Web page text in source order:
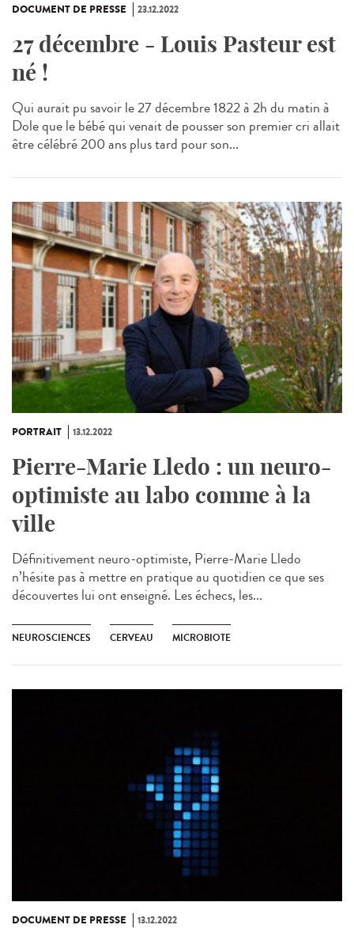
DOCUMENT DE PRESSE 23.12.2022
27 décembre - Louis Pasteur est
né !
Qui aurait pu savoir le 27 décembre 1822 à 2h du matin à
Dole que le bébé qui venait de pousser son premier cri allait
être célébré 200 ans plus tard pour son...
PORTRAIT 13.12.2022
Pierre-Marie Lledo : un neuro-
optimiste au labo comme à la
ville
Définitivement neuro-optimiste, Pierre-Marie Lledo
n’hésite pas à mettre en pratique au quotidien ce que ses
découvertes lui ont enseigné. Les échecs, les...
NEUROSCIENCES CERVEAU MICROBIOTE
DOCUMENT DE PRESSE 13.12.2022